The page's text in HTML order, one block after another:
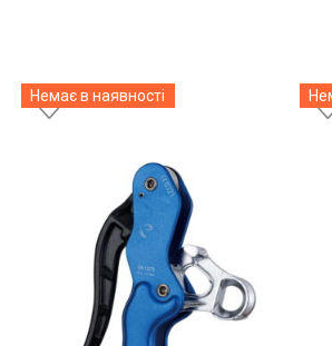
Немає в наявності